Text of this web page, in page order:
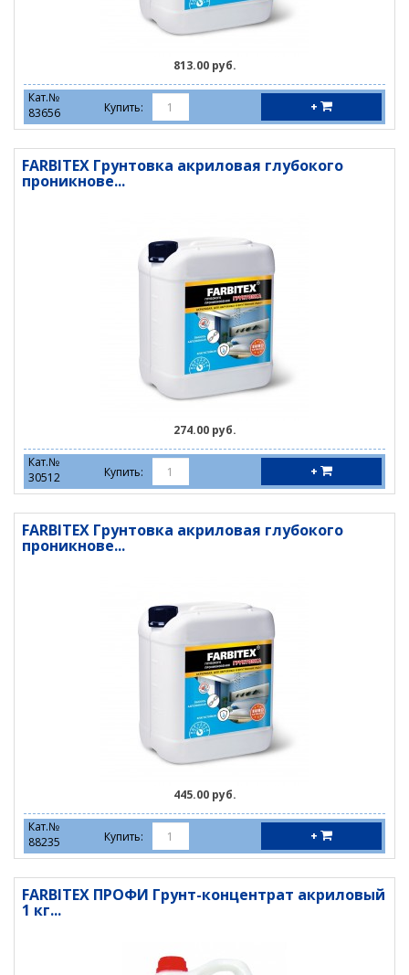
813.00 руб.
Кат.№
83656
Купить: +
FARBITEX Грунтовка акриловая глубокого
проникнове...
274.00 руб.
Кат.№
30512
Купить: +
FARBITEX Грунтовка акриловая глубокого
проникнове...
445.00 руб.
Кат.№
88235
Купить: +
FARBITEX ПРОФИ Грунт-концентрат акриловый
1 кг...